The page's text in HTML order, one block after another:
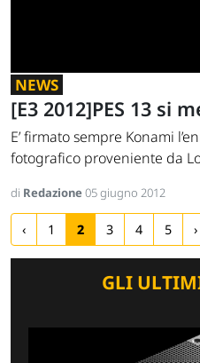
NEWS
[E3 2012]PES 13 si
E’ firmato sempre Konami
fotografico proveniente da
di Redazione05 giugno 2012
‹ 1 2 3 4 5 ›
GLI